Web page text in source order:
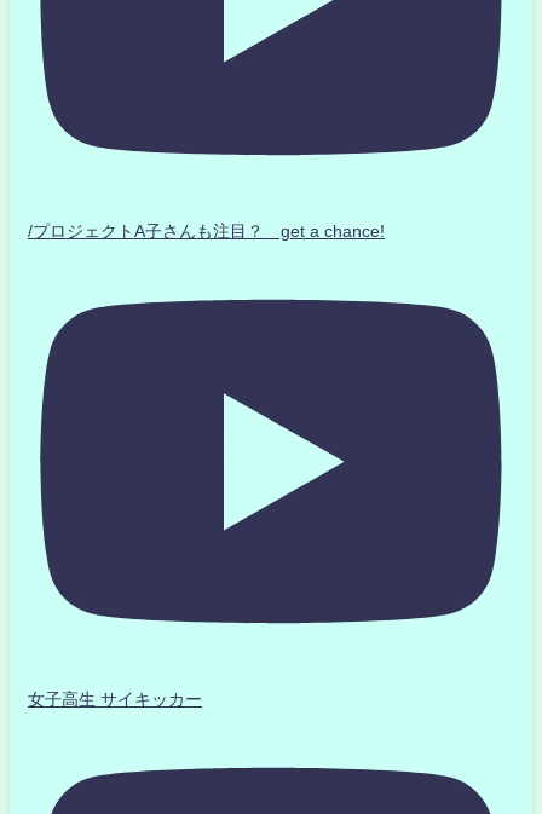
/プロジェクトA子さんも注目？ get a chance!
女子高生 サイキッカー